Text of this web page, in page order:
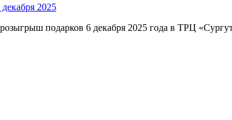
2025
подарков 6 декабря 2025 года в ТРЦ